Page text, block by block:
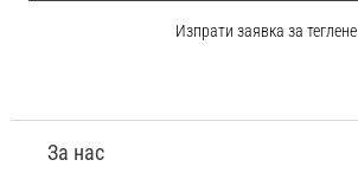
За нас
Изпрати заявка за теглене